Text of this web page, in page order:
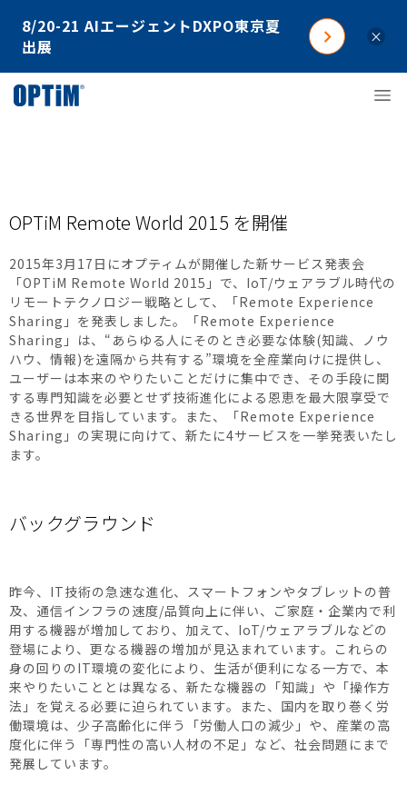
8/20-21 AIエージェントDXPO東京夏
出展
×
OPTiM Remote World 2015 を開催
2015年3月17日にオプティムが開催した新サービス発表会
「OPTiM Remote World 2015」で、IoT/ウェアラブル時代の
リモートテクノロジー戦略として、「Remote Experience
Sharing」を発表しました。「Remote Experience
Sharing」は、“あらゆる人にそのとき必要な体験(知識、ノウ
ハウ、情報)を遠隔から共有する”環境を全産業向けに提供し、
ユーザーは本来のやりたいことだけに集中でき、その手段に関
する専門知識を必要とせず技術進化による恩恵を最大限享受で
きる世界を目指しています。また、「Remote Experience
Sharing」の実現に向けて、新たに4サービスを一挙発表いたし
ます。
バックグラウンド
昨今、IT技術の急速な進化、スマートフォンやタブレットの普
及、通信インフラの速度/品質向上に伴い、ご家庭・企業内で利
用する機器が増加しており、加えて、IoT/ウェアラブルなどの
登場により、更なる機器の増加が見込まれています。これらの
身の回りのIT環境の変化により、生活が便利になる一方で、本
来やりたいこととは異なる、新たな機器の「知識」や「操作方
法」を覚える必要に迫られています。また、国内を取り巻く労
働環境は、少子高齢化に伴う「労働人口の減少」や、産業の高
度化に伴う「専門性の高い人材の不足」など、社会問題にまで
発展しています。